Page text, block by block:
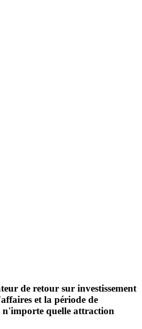
de retour sur investissement
et la période de
quelle attraction